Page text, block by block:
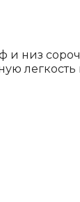
и низ
легкость